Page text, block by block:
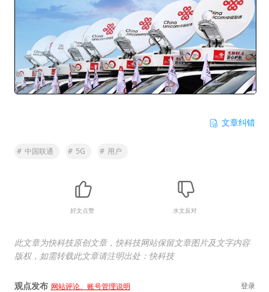
文章纠错
# 中国联通 # 5G # 用户
好文点赞 水文反对
此文章为快科技原创文章，快科技网站保留文章图片及文字内容
版权，如需转载此文章请注明出处：快科技
观点发布 网站评论、账号管理说明 登录